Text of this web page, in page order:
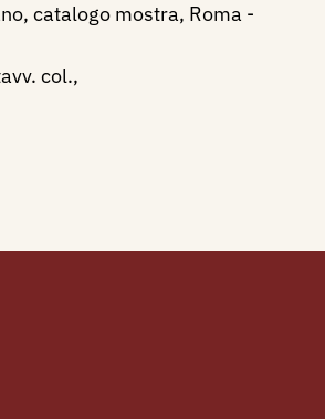
catalogo mostra, Roma -
col.,